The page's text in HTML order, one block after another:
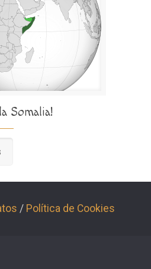
Somalia!
/ Política de Cookies